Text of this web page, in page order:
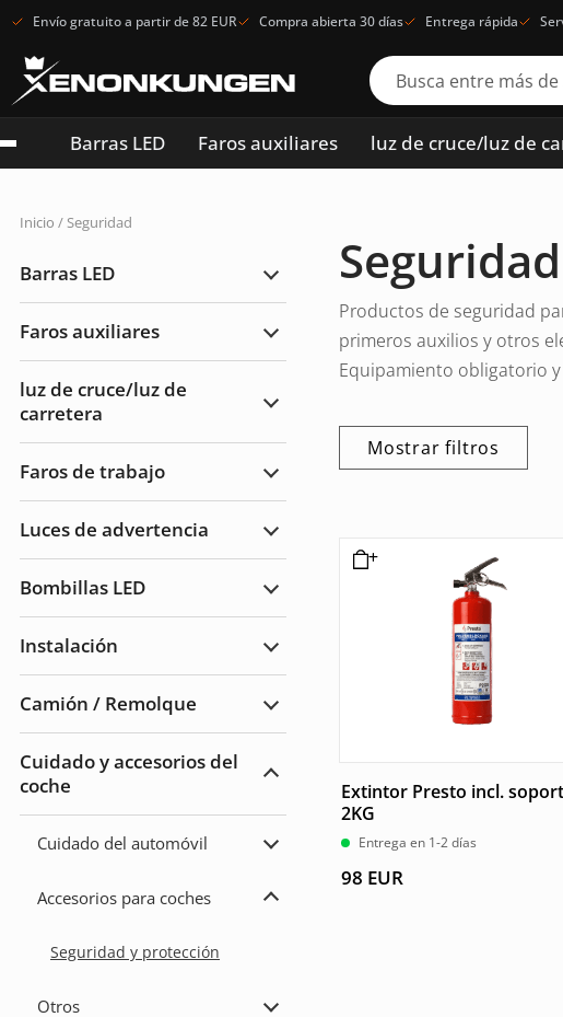
Envío gratuito a partir de 82 EUR Compra abierta 30 días Entrega rápida
Barras LED Faros auxiliares luz de cruce/luz de
Inicio / Seguridad
Barras LED
Ampliar
Faros auxiliares
Ampliar
luz de cruce/luz de
carretera
Ampliar
de
de
Faros de trabajo
Ampliar
trabajo
Luces de advertencia
Ampliar
advertencia
Bombillas LED
Ampliar
Instalación
Ampliar
Camión / Remolque
Ampliar
Cuidado y accesorios del
coche
Ampliar
del
y
Cuidado del automóvil
Ampliar
automóvil
Accesorios para coches
Ampliar
Seguridad y protección
Otros
Ampliar
Productos de seguridad
primeros auxilios y otros
Equipamiento obligatorio
Mostrar filtros
Extintor Presto incl.
2KG
Entrega en 1-2 días
98 EUR